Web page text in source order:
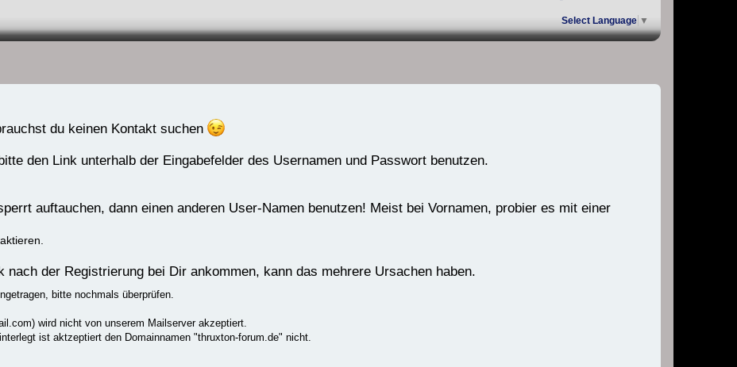
Select Language ▼
du keinen Kontakt suchen
den Link unterhalb der Eingabefelder des Usernamen und Passwort benutzen.
auftauchen, dann einen anderen User-Namen benutzen! Meist bei Vornamen, probier es mit einer
der Registrierung bei Dir ankommen, kann das mehrere Ursachen haben.
bitte nochmals überprüfen.
wird nicht von unserem Mailserver akzeptiert.
ist aktzeptiert den Domainnamen "thruxton-forum.de" nicht.